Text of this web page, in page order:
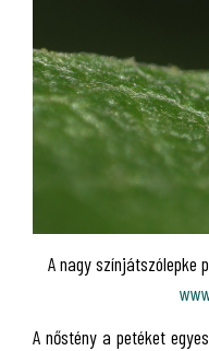
A nagy színjátszólepke
A nőstény a petéket